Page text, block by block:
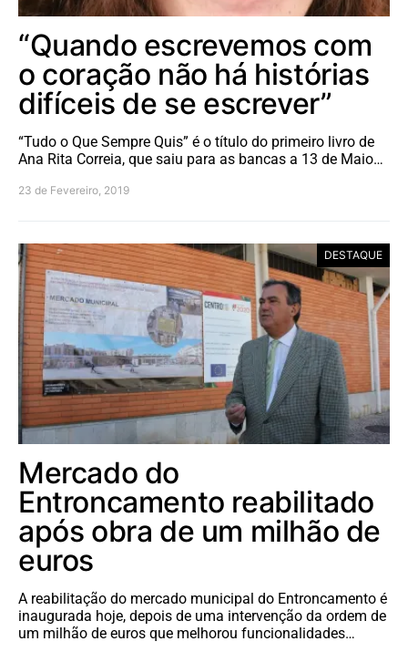
“Quando escrevemos com
o coração não há histórias
difíceis de se escrever”
“Tudo o Que Sempre Quis” é o título do primeiro livro de
Ana Rita Correia, que saiu para as bancas a 13 de Maio…
23 de Fevereiro, 2019
DESTAQUE
Mercado do
Entroncamento reabilitado
após obra de um milhão de
euros
A reabilitação do mercado municipal do Entroncamento é
inaugurada hoje, depois de uma intervenção da ordem de
um milhão de euros que melhorou funcionalidades…